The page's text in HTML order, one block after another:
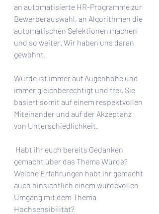
an automatisierte HR-Programme zur
Bewerberauswahl, an Algorithmen die
automatischen Selektionen machen
und so weiter. Wir haben uns daran
gewöhnt.
Würde ist immer auf Augenhöhe und
immer gleichberechtigt und frei. Sie
basiert somit auf einem respektvollen
Miteinander und auf der Akzeptanz
von Unterschiedlichkeit.
gemacht über das Thema Würde?
Welche Erfahrungen habt ihr gemacht
auch hinsichtlich einem würdevollen
Umgang mit dem Thema
Hochsensibilität?